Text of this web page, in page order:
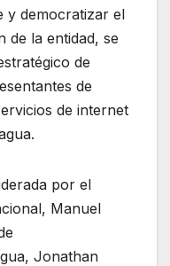
y democratizar el
de la entidad, se
de
de
de internet
por el
Manuel
Jonathan